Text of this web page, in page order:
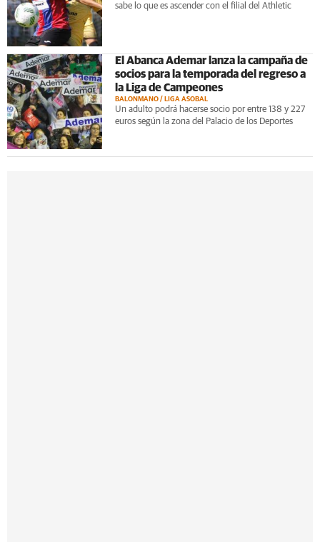
sabe lo que es ascender con el filial del Athletic
El Abanca Ademar lanza la campaña de
socios para la temporada del regreso a
la Liga de Campeones
BALONMANO / LIGA ASOBAL
Un adulto podrá hacerse socio por entre 138 y 227
euros según la zona del Palacio de los Deportes